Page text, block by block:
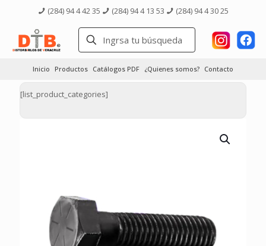
(284) 94 4 42 35 (284) 94 4 13 53 (284) 94 4 30 25
Inicio Productos Catálogos PDF ¿Quienes somos? Contacto
[list_product_categories]